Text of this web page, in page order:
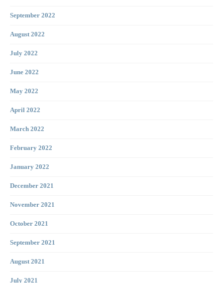
September 2022
August 2022
July 2022
June 2022
May 2022
April 2022
March 2022
February 2022
January 2022
December 2021
November 2021
October 2021
September 2021
August 2021
July 2021